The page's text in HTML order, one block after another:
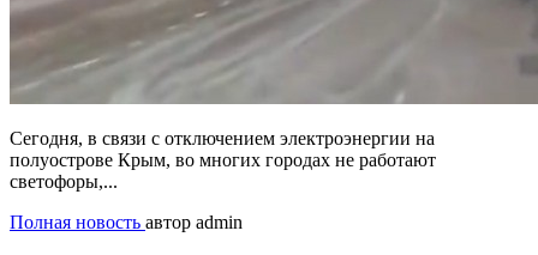
Сегодня, в связи с отключением электроэнергии на
полуострове Крым, во многих городах не работают
светофоры,...
Полная новость автор admin